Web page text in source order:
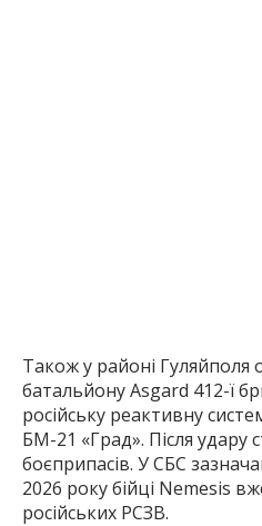
Також у районі Гуляйполя
батальйону Asgard 412-ї
російську реактивну
БМ-21 «Град». Після удару
боєприпасів. У СБС
2026 року бійці Nemesis
російських РСЗВ.